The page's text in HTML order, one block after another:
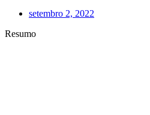
setembro 2, 2022
Resumo